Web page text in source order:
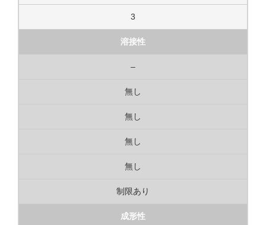
3
溶接性
–
無し
無し
無し
無し
制限あり
成形性